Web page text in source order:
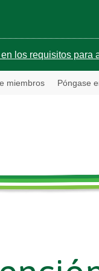
los requisitos para
miembros Póngase